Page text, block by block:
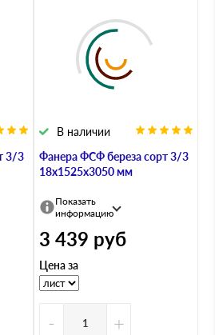
3/3
Фанера ФСФ береза сорт 3/3
18х1525х3050 мм
В наличии
Показать
информацию
3 439 руб
Цена за
- +